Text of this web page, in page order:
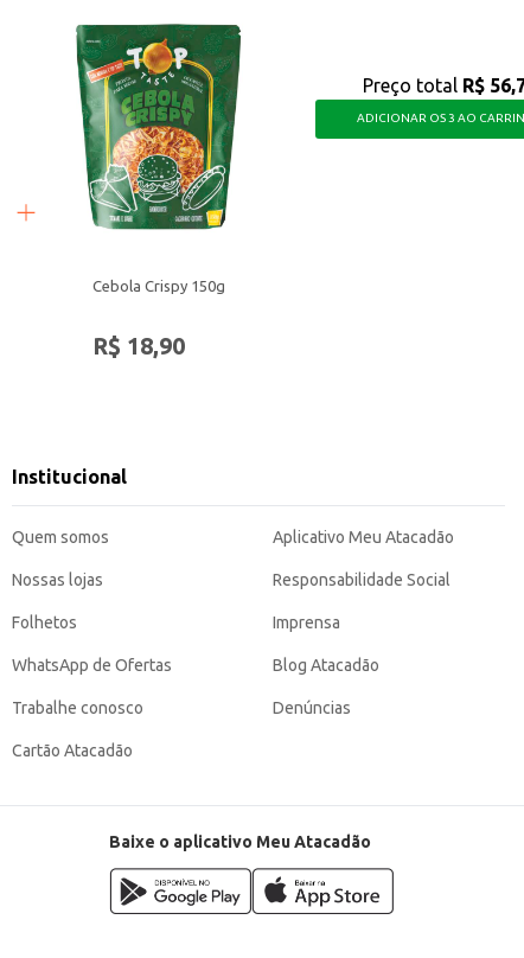
Cebola Crispy 150g
R$ 18,90
Preço total R$
ADICIONAR OS 3 AO
Institucional
Quem somos
Nossas lojas
Folhetos
WhatsApp de Ofertas
Trabalhe conosco
Cartão Atacadão
Aplicativo Meu Atacadão
Responsabilidade Social
Imprensa
Blog Atacadão
Denúncias
Baixe o aplicativo Meu Atacadão